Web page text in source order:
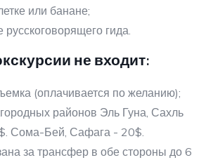
или банане;
гида.
не входит:
(оплачивается по желанию);
районов Эль Гуна, Сахль
Сома-Бей, Сафага - 20$.
за трансфер в обе стороны до 6